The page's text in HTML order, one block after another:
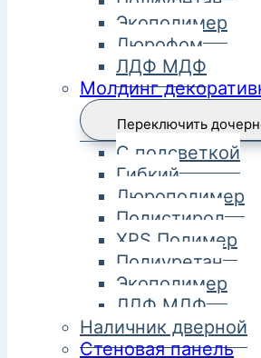
Экополимер
Дюрофом
ЛДФ МДФ
Молдинг
Переключить
С подсветкой
Гибкий
Дюрополимер
Полистирол
XPS Полимер
Полиуретан
Экополимер
ЛДФ МДФ
Наличник дверной
Стеновая панель